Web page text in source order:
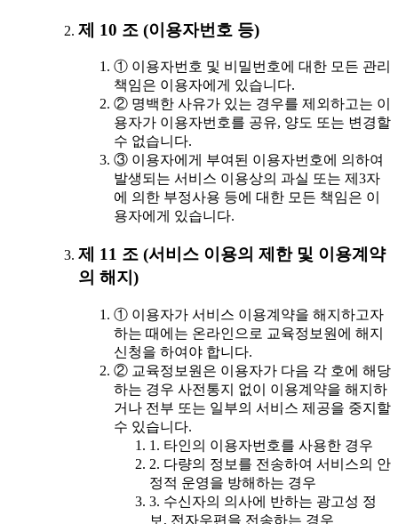
제 10 조 (이용자번호 등)
① 이용자번호 및 비밀번호에 대한 모든 관리
책임은 이용자에게 있습니다.
② 명백한 사유가 있는 경우를 제외하고는 이
용자가 이용자번호를 공유, 양도 또는 변경할
수 없습니다.
③ 이용자에게 부여된 이용자번호에 의하여
발생되는 서비스 이용상의 과실 또는 제3자
에 의한 부정사용 등에 대한 모든 책임은 이
용자에게 있습니다.
제 11 조 (서비스 이용의 제한 및 이용계약
의 해지)
① 이용자가 서비스 이용계약을 해지하고자
하는 때에는 온라인으로 교육정보원에 해지
신청을 하여야 합니다.
② 교육정보원은 이용자가 다음 각 호에 해당
하는 경우 사전통지 없이 이용계약을 해지하
거나 전부 또는 일부의 서비스 제공을 중지할
수 있습니다.
1. 타인의 이용자번호를 사용한 경우
2. 다량의 정보를 전송하여 서비스의 안
정적 운영을 방해하는 경우
3. 수신자의 의사에 반하는 광고성 정
보, 전자우편을 전송하는 경우